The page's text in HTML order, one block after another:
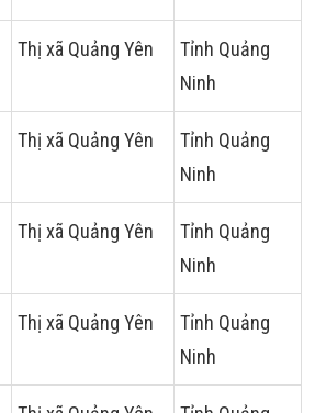
Thị xã Quảng Yên
Tỉnh Quảng
Ninh
Thị xã Quảng Yên
Tỉnh Quảng
Ninh
Thị xã Quảng Yên
Tỉnh Quảng
Ninh
Thị xã Quảng Yên
Tỉnh Quảng
Ninh